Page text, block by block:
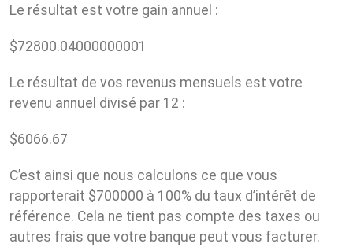
Le résultat est votre gain annuel :
$72800.04000000001
Le résultat de vos revenus mensuels est votre
revenu annuel divisé par 12 :
$6066.67
C’est ainsi que nous calculons ce que vous
rapporterait $700000 à 100% du taux d’intérêt de
référence. Cela ne tient pas compte des taxes ou
autres frais que votre banque peut vous facturer.